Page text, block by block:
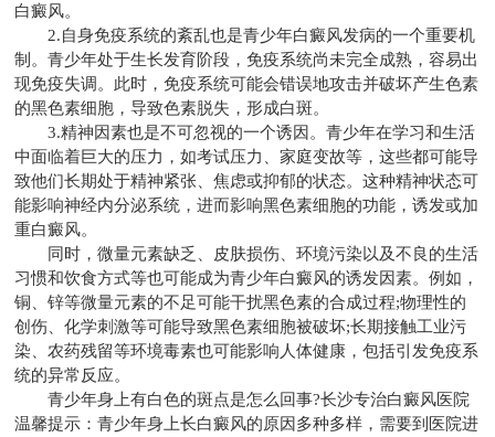
白癜风。
2.自身免疫系统的紊乱也是青少年白癜风发病的一个重要机
制。青少年处于生长发育阶段，免疫系统尚未完全成熟，容易出
现免疫失调。此时，免疫系统可能会错误地攻击并破坏产生色素
的黑色素细胞，导致色素脱失，形成白斑。
3.精神因素也是不可忽视的一个诱因。青少年在学习和生活
中面临着巨大的压力，如考试压力、家庭变故等，这些都可能导
致他们长期处于精神紧张、焦虑或抑郁的状态。这种精神状态可
能影响神经内分泌系统，进而影响黑色素细胞的功能，诱发或加
重白癜风。
同时，微量元素缺乏、皮肤损伤、环境污染以及不良的生活
习惯和饮食方式等也可能成为青少年白癜风的诱发因素。例如，
铜、锌等微量元素的不足可能干扰黑色素的合成过程;物理性的
创伤、化学刺激等可能导致黑色素细胞被破坏;长期接触工业污
染、农药残留等环境毒素也可能影响人体健康，包括引发免疫系
统的异常反应。
青少年身上有白色的斑点是怎么回事?长沙专治白癜风医院
温馨提示：青少年身上长白癜风的原因多种多样，需要到医院进